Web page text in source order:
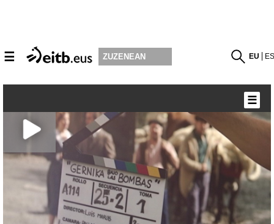
☰ ZUZENEAN EU
☰